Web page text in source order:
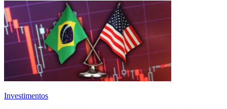
Investimentos